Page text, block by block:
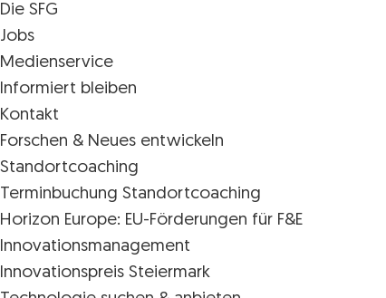
Die SFG
Jobs
Medienservice
Informiert bleiben
Kontakt
Forschen & Neues entwickeln
Standortcoaching
Terminbuchung Standortcoaching
Horizon Europe: EU-Förderungen für F&E
Innovations­management
Innovationspreis Steiermark